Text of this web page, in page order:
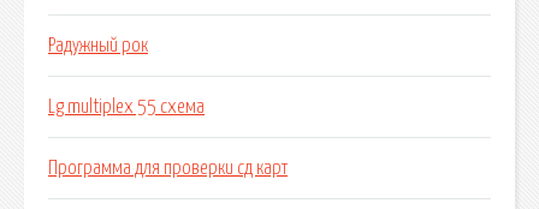
Радужный рок
Lg multiplex 55 схема
Программа для проверки сд карт